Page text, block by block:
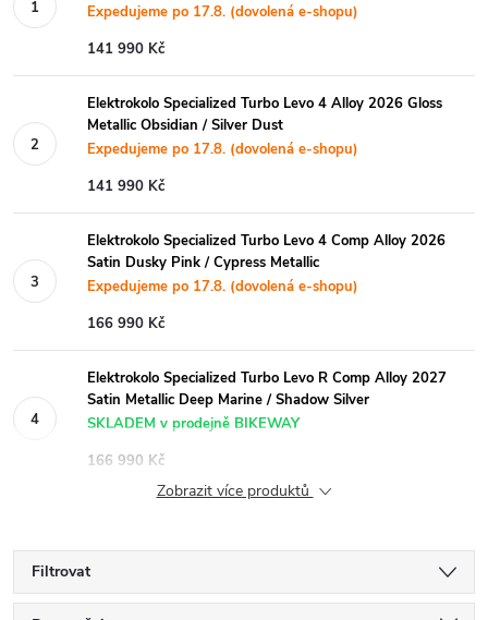
Expedujeme po 17.8. (dovolená e-shopu)
141 990 Kč
Elektrokolo Specialized Turbo Levo 4 Alloy 2026 Gloss
Metallic Obsidian / Silver Dust
Expedujeme po 17.8. (dovolená e-shopu)
141 990 Kč
Elektrokolo Specialized Turbo Levo 4 Comp Alloy 2026
Satin Dusky Pink / Cypress Metallic
Expedujeme po 17.8. (dovolená e-shopu)
166 990 Kč
Elektrokolo Specialized Turbo Levo R Comp Alloy 2027
Satin Metallic Deep Marine / Shadow Silver
SKLADEM v prodejně BIKEWAY
166 990 Kč
Zobrazit více produktů
Filtrovat